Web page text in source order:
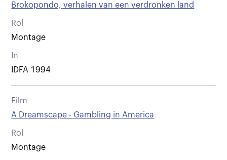
Brokopondo, verhalen van een verdronken land
Rol
Montage
In
IDFA 1994
Film
A Dreamscape - Gambling in America
Rol
Montage